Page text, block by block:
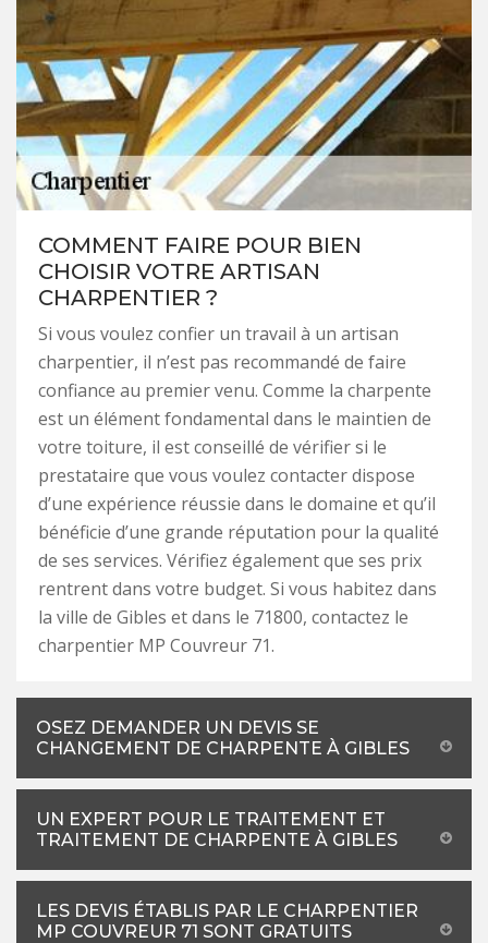
COMMENT FAIRE POUR BIEN
CHOISIR VOTRE ARTISAN
CHARPENTIER ?
Si vous voulez confier un travail à un artisan
charpentier, il n’est pas recommandé de faire
confiance au premier venu. Comme la charpente
est un élément fondamental dans le maintien de
votre toiture, il est conseillé de vérifier si le
prestataire que vous voulez contacter dispose
d’une expérience réussie dans le domaine et qu’il
bénéficie d’une grande réputation pour la qualité
de ses services. Vérifiez également que ses prix
rentrent dans votre budget. Si vous habitez dans
la ville de Gibles et dans le 71800, contactez le
charpentier MP Couvreur 71.
OSEZ DEMANDER UN DEVIS SE
CHANGEMENT DE CHARPENTE À GIBLES
UN EXPERT POUR LE TRAITEMENT ET
TRAITEMENT DE CHARPENTE À GIBLES
LES DEVIS ÉTABLIS PAR LE CHARPENTIER
MP COUVREUR 71 SONT GRATUITS